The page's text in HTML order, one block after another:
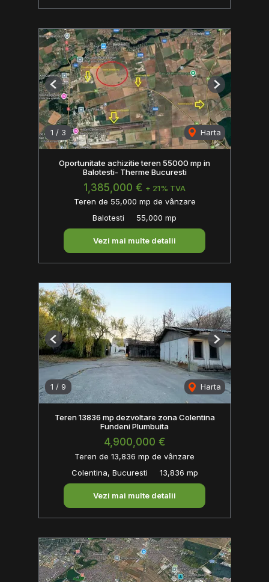
1 / 3 Harta
Previous Next
Oportunitate achizitie teren 55000 mp in
Balotesti- Therme Bucuresti
1,385,000 € + 21% TVA
Teren de 55,000 mp de vânzare
Balotesti
55,000 mp
Vezi mai multe detalii
1 / 9 Harta
Previous Next
Teren 13836 mp dezvoltare zona Colentina
Fundeni Plumbuita
4,900,000 €
Teren de 13,836 mp de vânzare
Colentina, Bucuresti
13,836 mp
Vezi mai multe detalii